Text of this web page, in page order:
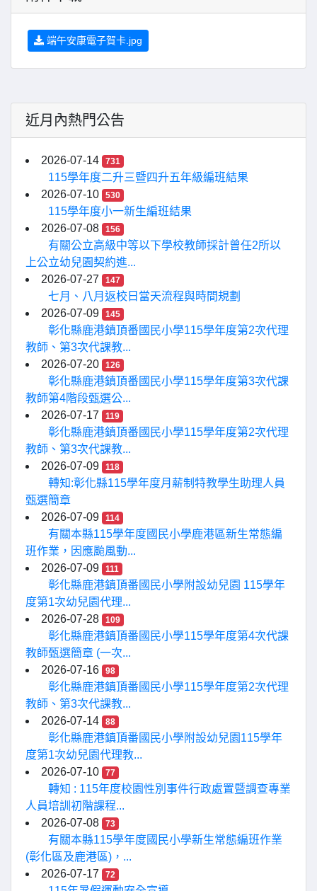
端午安康電子賀卡.jpg
近月內熱門公告
2026-07-14 731
115學年度二升三暨四升五年級編班結果
2026-07-10
530
115學年度小一新生編班結果
2026-07-08
156
有關公立高級中等以下學校教師採計曾任2所以
上公立幼兒園契約進...
2026-07-27
147
七月、八月返校日當天流程與時間規劃
2026-07-09
145
彰化縣鹿港鎮頂番國民小學115學年度第2次代理
教師、第3次代課教...
2026-07-20
126
彰化縣鹿港鎮頂番國民小學115學年度第3次代課
教師第4階段甄選公...
2026-07-17
119
彰化縣鹿港鎮頂番國民小學115學年度第2次代理
教師、第3次代課教...
2026-07-09
118
轉知:彰化縣115學年度月薪制特教學生助理人員
甄選簡章
2026-07-09
114
有關本縣115學年度國民小學鹿港區新生常態編
班作業，因應颱風動...
2026-07-09
111
彰化縣鹿港鎮頂番國民小學附設幼兒園 115學年
度第1次幼兒園代理...
2026-07-28
109
彰化縣鹿港鎮頂番國民小學115學年度第4次代課
教師甄選簡章 (一次...
2026-07-16
98
彰化縣鹿港鎮頂番國民小學115學年度第2次代理
教師、第3次代課教...
2026-07-14
88
彰化縣鹿港鎮頂番國民小學附設幼兒園115學年
度第1次幼兒園代理教...
2026-07-10
77
轉知 : 115年度校園性別事件行政處置暨調查專業
人員培訓初階課程...
2026-07-08
73
有關本縣115學年度國民小學新生常態編班作業
(彰化區及鹿港區)，...
2026-07-17
72